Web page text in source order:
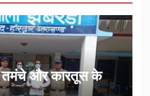
तमंचे और कारतूस के